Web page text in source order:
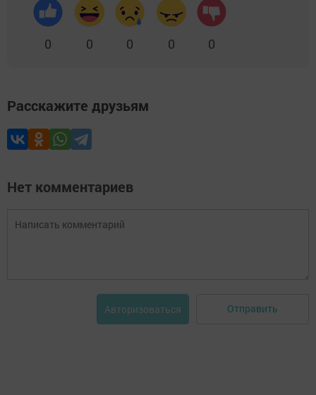
0 0 0 0 0
Расскажите друзьям
Нет комментариев
Авторизоваться Отправить